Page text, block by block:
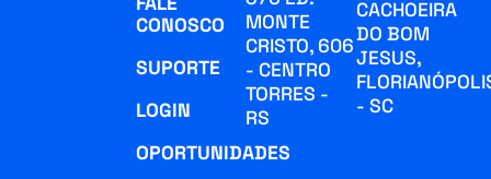
CONOSCO
SUPORTE
LOGIN
OPORTUNIDADES
MONTE
CRISTO, 606
- CENTRO
TORRES -
RS
CACHOEIRA
DO BOM
JESUS,
- SC